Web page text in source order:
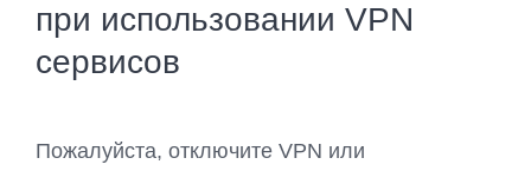
при использовании VPN
сервисов
Пожалуйста, отключите VPN или